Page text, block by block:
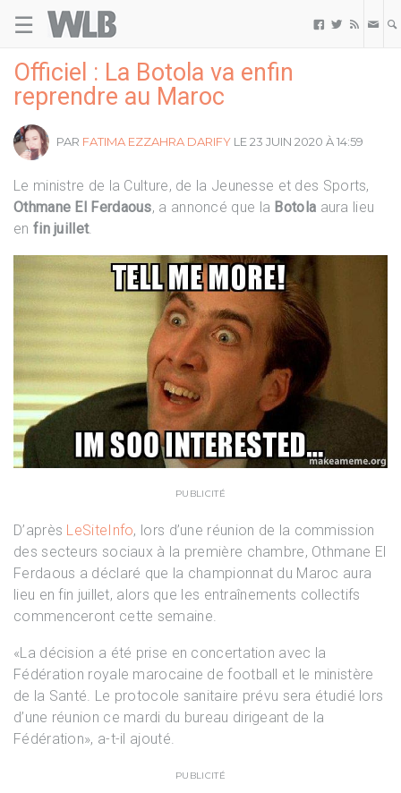
☰   
Officiel : La Botola va enfin
reprendre au Maroc
PAR FATIMA EZZAHRA DARIFY LE 23 JUIN 2020 À 14:59
Le ministre de la Culture, de la Jeunesse et des Sports,
Othmane El Ferdaous, a annoncé que la Botola aura lieu
en fin juillet.
PUBLICITÉ
D’après LeSiteInfo, lors d’une réunion de la commission
des secteurs sociaux à la première chambre, Othmane El
Ferdaous a déclaré que la championnat du Maroc aura
lieu en fin juillet, alors que les entraînements collectifs
commenceront cette semaine.
«La décision a été prise en concertation avec la
Fédération royale marocaine de football et le ministère
de la Santé. Le protocole sanitaire prévu sera étudié lors
d’une réunion ce mardi du bureau dirigeant de la
Fédération», a-t-il ajouté.
PUBLICITÉ